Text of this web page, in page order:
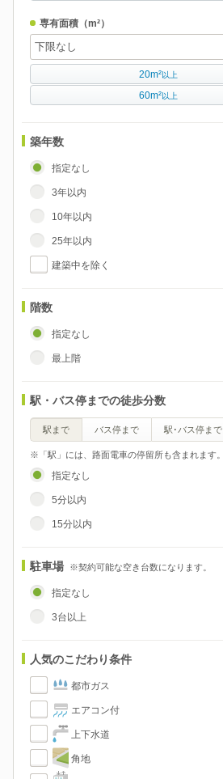
専有面積（m²）
20m²以上
60m²以上
築年数
指定なし
3年以内
10年以内
25年以内
建築中を除く
階数
指定なし
最上階
駅・バス停までの徒歩分数
駅まで バス停まで 駅･バス停まで
指定なし
5分以内
15分以内
※「駅」には、路面電車の停留所も含まれます。
駐車場 ※契約可能な空き台数になります。
指定なし
3台以上
人気のこだわり条件
都市ガス
エアコン付
上下水道
角地